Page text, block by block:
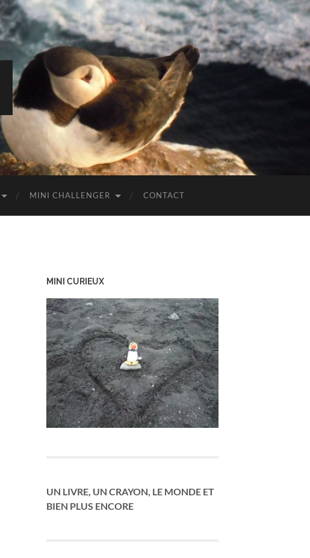
MINI CHALLENGER CONTACT
MINI CURIEUX
UN LIVRE, UN CRAYON, LE MONDE ET
BIEN PLUS ENCORE